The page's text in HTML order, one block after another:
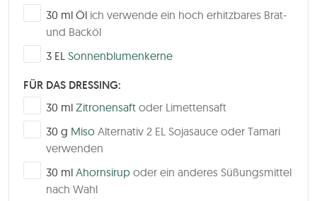
▢
30 ml Öl ich verwende ein hoch erhitzbares Brat-
und Backöl
▢
3 EL Sonnenblumenkerne
FÜR DAS DRESSING:
▢
30 ml Zitronensaft oder Limettensaft
▢
30 g Miso Alternativ 2 EL Sojasauce oder Tamari
verwenden
▢
30 ml Ahornsirup oder ein anderes Süßungsmittel
nach Wahl